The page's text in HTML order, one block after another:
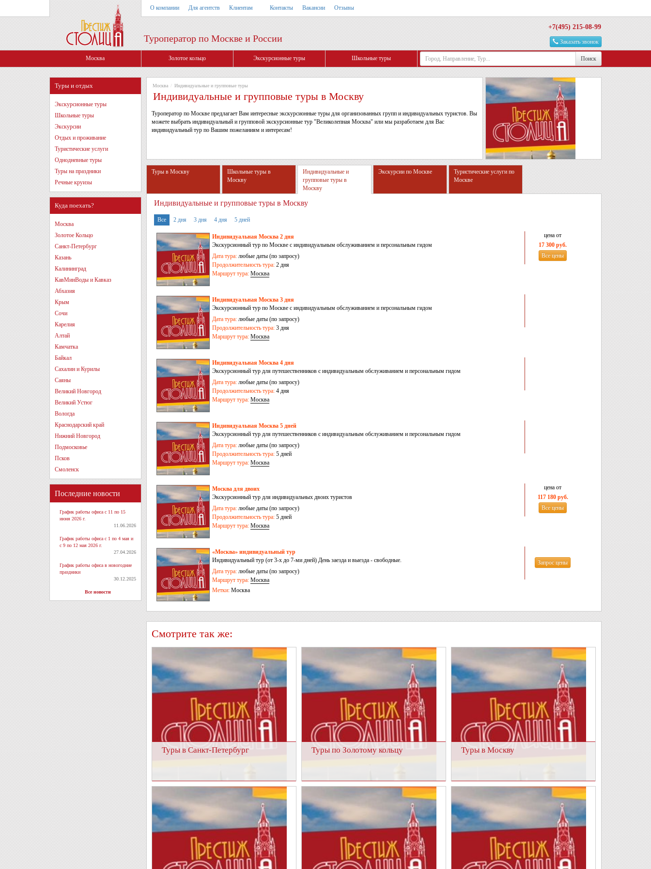
О компании Для агентств Клиентам Контакты Вакансии Отзывы
Туроператор по Москве и России
+7(495) 215-08-99
Заказать звонок
Москва Золотое кольцо Экскурсионные туры Школьные туры Поиск
Туры и отдых
Экскурсионные туры
Школьные туры
Экскурсии
Отдых и проживание
Туристические услуги
Однодневные туры
Туры на праздники
Речные круизы
Куда поехать?
Москва
Золотое Кольцо
Санкт-Петербург
Казань
Калининград
КавМинВоды и Кавказ
Абхазия
Крым
Сочи
Карелия
Алтай
Камчатка
Байкал
Сахалин и Курилы
Саяны
Великий Новгород
Великий Устюг
Вологда
Краснодарский край
Нижний Новгород
Подмосковье
Псков
Смоленск
Последние новости
График работы офиса с 11 по 15
июня 2026 г.
11.06.2026
График работы офиса с 1 по 4 мая и
с 9 по 12 мая 2026 г.
27.04.2026
График работы офиса в новогодние
праздники
30.12.2025
Все новости
Москва / Индивидуальные и групповые туры
Индивидуальные и групповые туры в Москву
Туроператор по Москве предлагает Вам интересные экскурсионные туры для организованных групп и индивидуальных туристов. Вы
можете выбрать индивидуальный и групповой экскурсионные тур "Великолепная Москва" или мы разработаем для Вас
индивидуальный тур по Вашим пожеланиям и интересам!
Туры в Москву
Школьные туры в
Москву
Индивидуальные и
групповые туры в
Москву
Экскурсии по Москве
Туристические услуги по
Москве
Индивидуальные и групповые туры в Москву
Все 2 дня 3 дня 4 дня 5 дней
Индивидуальная Москва 2 дня
Экскурсионный тур по Москве с индивидуальным обслуживанием и персональным гидом
Дата тура: любые даты (по запросу)
Продолжительность тура: 2 дня
Маршрут тура: Москва
цена от
17 300 руб.
Все цены
Индивидуальная Москва 3 дня
Экскурсионный тур по Москве с индивидуальным обслуживанием и персональным гидом
Дата тура: любые даты (по запросу)
Продолжительность тура: 3 дня
Маршрут тура: Москва
Индивидуальная Москва 4 дня
Экскурсионный тур для путешественников с индивидуальным обслуживанием и персональным гидом
Дата тура: любые даты (по запросу)
Продолжительность тура: 4 дня
Маршрут тура: Москва
Индивидуальная Москва 5 дней
Экскурсионный тур для путешественников с индивидуальным обслуживанием и персональным гидом
Дата тура: любые даты (по запросу)
Продолжительность тура: 5 дней
Маршрут тура: Москва
Москва для двоих
Экскурсионный тур для индивидуальных двоих туристов
Дата тура: любые даты (по запросу)
Продолжительность тура: 5 дней
Маршрут тура: Москва
цена от
117 180 руб.
Все цены
«Москва» индивидуальный тур
Индивидуальный тур (от 3-х до 7-ми дней) День заезда и выезда - свободные.
Дата тура: любые даты (по запросу)
Маршрут тура: Москва
Метки: Москва
Запрос цены
Смотрите так же:
Туры в Санкт-Петербург Туры по Золотому кольцу Туры в Москву